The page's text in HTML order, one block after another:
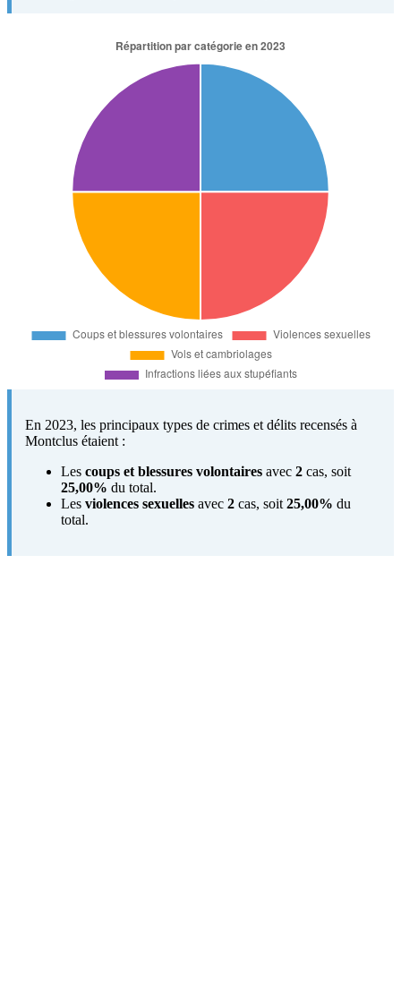
En 2023, les principaux types de crimes et délits recensés à
Montclus étaient :
Les coups et blessures volontaires avec 2 cas, soit
25,00% du total.
Les violences sexuelles avec 2 cas, soit 25,00% du
total.